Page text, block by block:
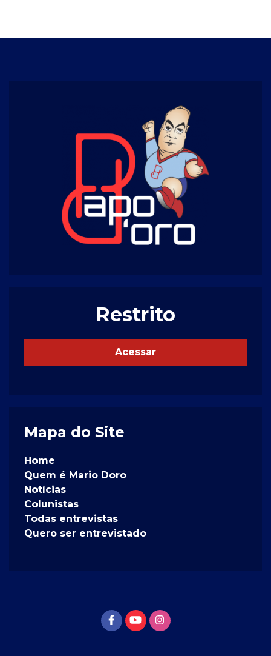
Restrito
Acessar
Mapa do Site
Home
Quem é Mario Doro
Notícias
Colunistas
Todas entrevistas
Quero ser entrevistado